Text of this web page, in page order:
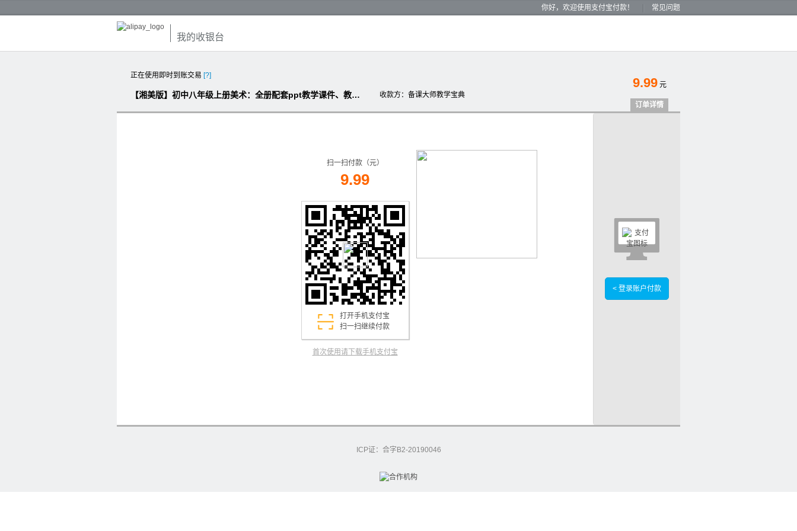
常见问题
你好，欢迎使用支付宝付款！
我的收银台
正在使用即时到账交易 [?]
【湘美版】初中八年级上册美术：全册配套ppt教学课件、教案设计（打包下载） 收款方：备课大师教学宝典
9.99 元
订单详情
扫一扫付款（元）
9.99
打开手机支付宝
扫一扫继续付款
首次使用请下载手机支付宝

< 登录账户付款
ICP证：合字B2-20190046